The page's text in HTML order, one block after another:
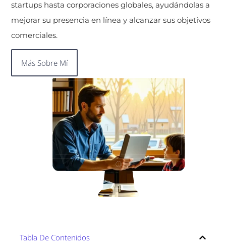
startups hasta corporaciones globales, ayudándolas a
mejorar su presencia en línea y alcanzar sus objetivos
comerciales.
Más Sobre Mí
Tabla De Contenidos